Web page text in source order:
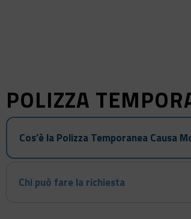
POLIZZA
Cos’è la Polizza Temporanea Causa
Chi può fare la richiesta